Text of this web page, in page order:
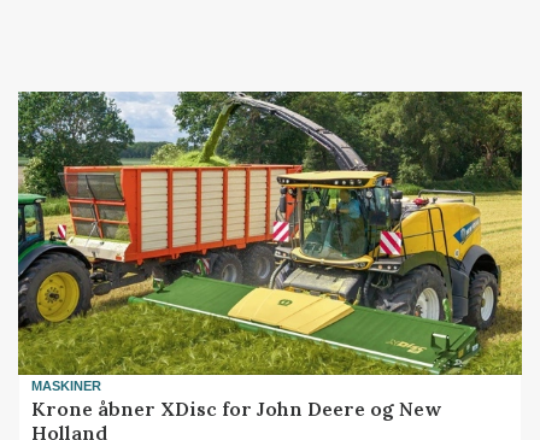
MASKINER
Krone åbner XDisc for John Deere og New
Holland